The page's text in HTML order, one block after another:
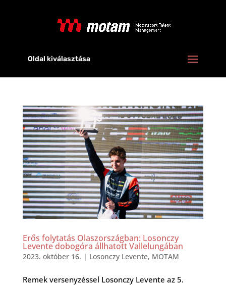
Oldal kiválasztása
Erős folytatás Olaszországban: Losonczy
Levente dobogóra állhatott Vallelungában
2023. október 16. | Losonczy Levente, MOTAM
Remek versenyzéssel Losonczy Levente az 5.